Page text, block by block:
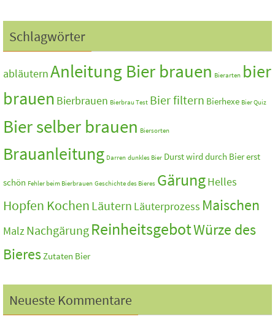
Schlagwörter
abläuternAnleitung Bier brauen Bierarten bier
brauen Bierbrauen Bierbrau Test Bier filtern Bierhexe Bier Quiz
Bier selber brauen Biersorten
Brauanleitung Darren dunkles Bier Durst wird durch Bier erst
schön Fehler beim Bierbrauen Geschichte des Bieres GärungHelles
Hopfen Kochen Läutern Läuterprozess Maischen
MalzNachgärung ReinheitsgebotWürze des
BieresZutaten Bier
Neueste Kommentare